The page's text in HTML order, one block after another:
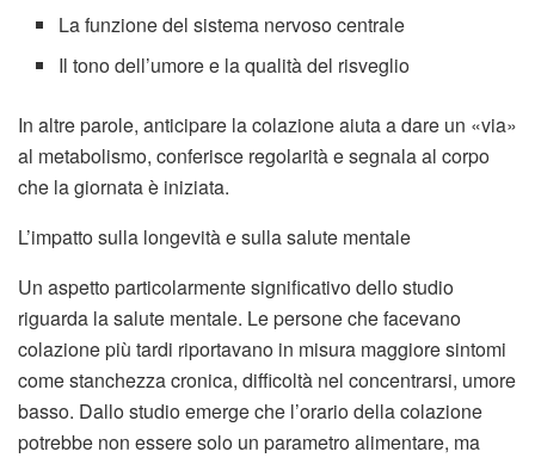
La funzione del sistema nervoso centrale
Il tono dell’umore e la qualità del risveglio
In altre parole, anticipare la colazione aiuta a dare un «via»
al metabolismo, conferisce regolarità e segnala al corpo
che la giornata è iniziata.
L’impatto sulla longevità e sulla salute mentale
Un aspetto particolarmente significativo dello studio
riguarda la salute mentale. Le persone che facevano
colazione più tardi riportavano in misura maggiore sintomi
come stanchezza cronica, difficoltà nel concentrarsi, umore
basso. Dallo studio emerge che l’orario della colazione
potrebbe non essere solo un parametro alimentare, ma